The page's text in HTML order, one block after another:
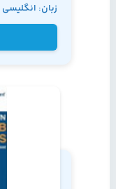
Holzner,PhD
زبان: انگلیسی